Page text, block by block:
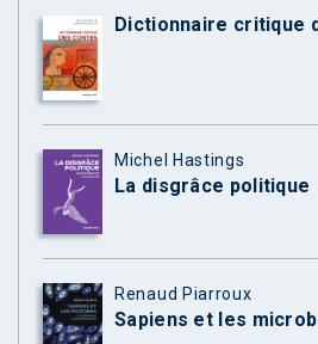
Dictionnaire critique
Michel Hastings
La disgrâce politique
Renaud Piarroux
Sapiens et les